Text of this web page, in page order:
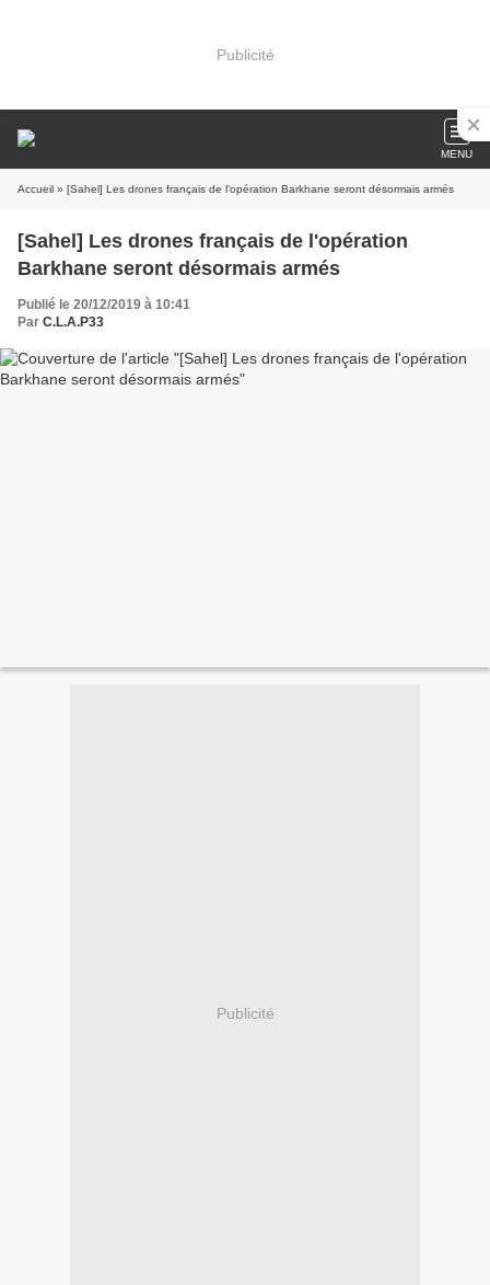
Publicité
MENU
Accueil » [Sahel] Les drones français de l'opération Barkhane seront désormais armés
[Sahel] Les drones français de l'opération
Barkhane seront désormais armés
Publié le 20/12/2019 à 10:41
Par C.L.A.P33
Publicité